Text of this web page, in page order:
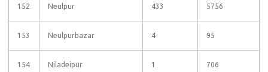
152 Neulpur 433 5756
153 Neulpurbazar 4 95
154 Niladeipur 1 706